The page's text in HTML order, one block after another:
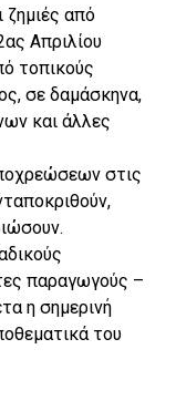
ζημιές από
Απριλίου
τοπικούς
σε δαμάσκηνα,
και άλλες
στις
παραγωγούς –
η σημερινή
του